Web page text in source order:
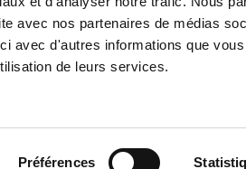
avec nos partenaires de médias
avec d'autres informations que
de leurs services.
Préférences
Outils &